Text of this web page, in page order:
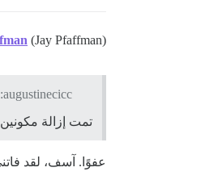
(Jay Pfaffman)
augustinecicc:
تمت إزالة
عفوًا. آسف، لقد